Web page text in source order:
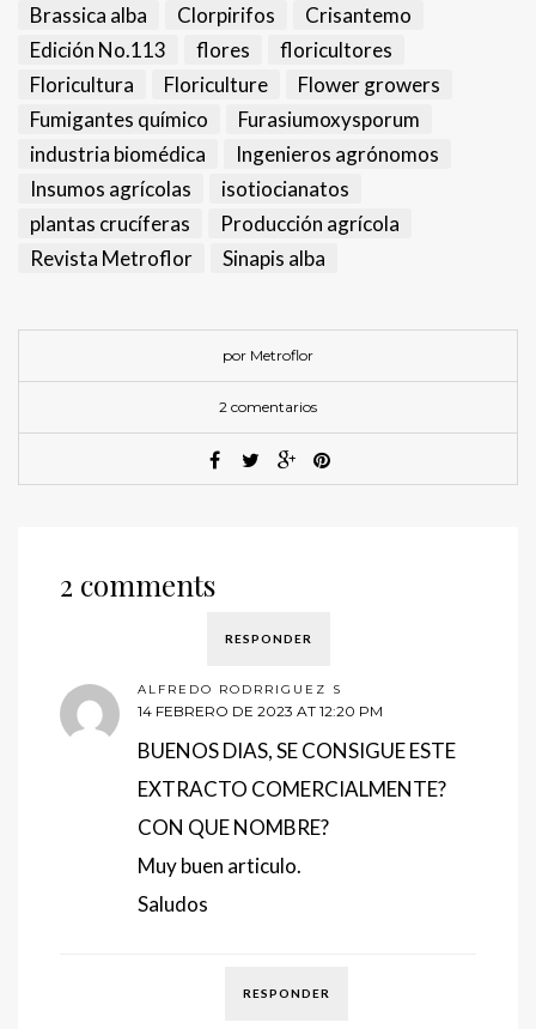
Brassica alba Clorpirifos
Crisantemo
Edición No.113
flores
floricultores
Floricultura
Floriculture
Flower growers
Fumigantes químico
Furasiumoxysporum
industria biomédica
Ingenieros agrónomos
Insumos agrícolas
isotiocianatos
plantas crucíferas
Producción agrícola
Revista Metroflor
Sinapis alba
por Metroflor
2 comentarios
2 comments
RESPONDER
ALFREDO RODRRIGUEZ S
14 FEBRERO DE 2023 AT 12:20 PM
BUENOS DIAS, SE CONSIGUE ESTE
EXTRACTO COMERCIALMENTE?
CON QUE NOMBRE?
Muy buen articulo.
Saludos
RESPONDER